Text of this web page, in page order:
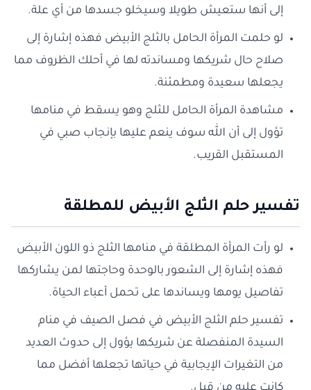
إلى أنها ستعيش طويلا وسيخلو جسدها من أي علة.
لو حلمت المرأة الحامل بالثلج الأبيض فهذه إشارة إلى
صلاح حال شريكها ومساندته لها في أحلك الظروف مما
يجعلها سعيدة ومطمئنة.
مشاهدة المرأة الحامل للثلج وهو يسقط في منامها
تؤول إلى أن الله سوف ينعم عليها بإنجاب صبي في
المستقبل القريب.
تفسير حلم الثلج الأبيض للمطلقة
لو رأت المرأة المطلقة في منامها الثلج ذو اللون الأبيض
فهذه إشارة إلى الشعور بالوحدة وحاجتها لمن يشاركها
تفاصيل يومها ويساندها على تحمل أعباء الحياة.
تفسير حلم الثلج الأبيض في فصل الصيف في منام
السيدة المنفصلة عن شريكها يؤول إلى حدوث العديد
من التغيرات الإيجابية في حياتها تجعلها أفضل مما